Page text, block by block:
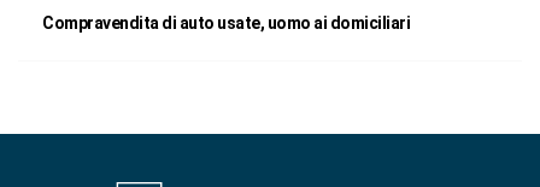
Compravendita di auto usate, uomo ai domiciliari